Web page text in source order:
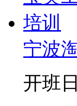
宁波
开班